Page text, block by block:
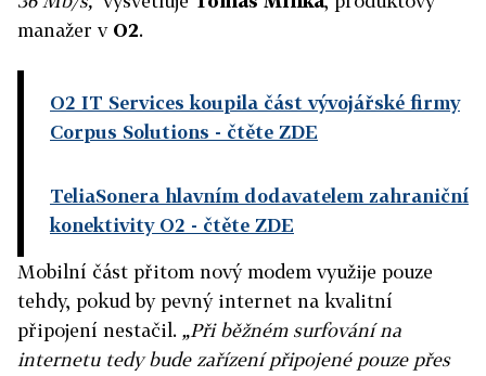
manažer v O2.
O2 IT Services koupila část vývojářské firmy
Corpus Solutions - čtěte ZDE
TeliaSonera hlavním dodavatelem zahraniční
konektivity O2 - čtěte ZDE
Mobilní část přitom nový modem využije pouze
tehdy, pokud by pevný internet na kvalitní
připojení nestačil. „Při běžném surfování na
internetu tedy bude zařízení připojené pouze přes